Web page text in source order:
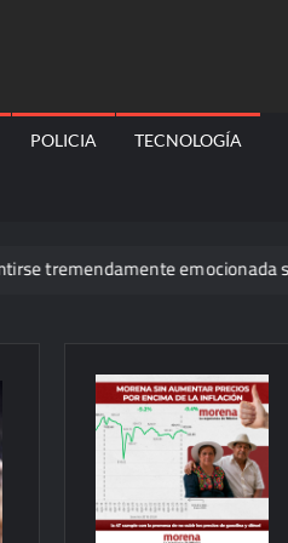
POLICIA TECNOLOGÍA
emocionada sobre su